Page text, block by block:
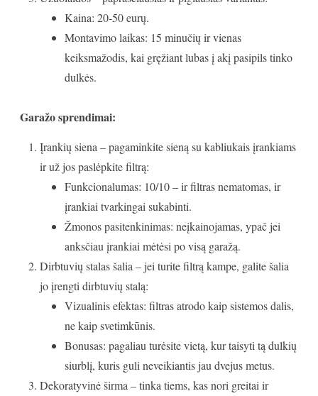
Kaina: 20-50 eurų.
Montavimo laikas: 15 minučių ir vienas
keiksmažodis, kai gręžiant lubas į akį pasipils tinko
dulkės.
Garažo sprendimai:
Įrankių siena – pagaminkite sieną su kabliukais įrankiams
ir už jos paslėpkite filtrą:
Funkcionalumas: 10/10 – ir filtras nematomas, ir
įrankiai tvarkingai sukabinti.
Žmonos pasitenkinimas: neįkainojamas, ypač jei
anksčiau įrankiai mėtėsi po visą garažą.
Dirbtuvių stalas šalia – jei turite filtrą kampe, galite šalia
jo įrengti dirbtuvių stalą:
Vizualinis efektas: filtras atrodo kaip sistemos dalis,
ne kaip svetimkūnis.
Bonusas: pagaliau turėsite vietą, kur taisyti tą dulkių
siurblį, kuris guli neveikiantis jau dvejus metus.
Dekoratyvinė širma – tinka tiems, kas nori greitai ir